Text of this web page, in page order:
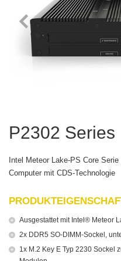
P2302 Series
Intel Meteor Lake-PS Core
Computer mit CDS-Technologie
Ausgestattet mit Intel® Meteor
2x DDR5 SO-DIMM-Sockel,
1x M.2 Key E Typ 2230 Sockel